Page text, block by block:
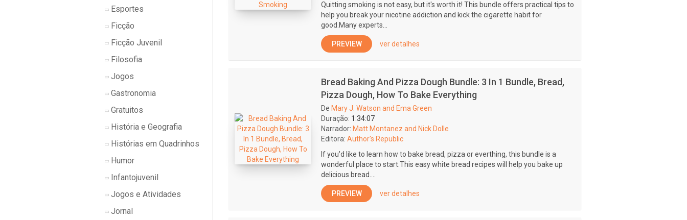
Esportes
Ficção
Ficção Juvenil
Filosofia
Jogos
Gastronomia
Gratuitos
História e Geografia
Histórias em Quadrinhos
Humor
Infantojuvenil
Jogos e Atividades
Jornal
Quitting smoking is not easy, but it's worth it! This bundle offers practical tips to
help you break your nicotine addiction and kick the cigarette habit for
good.Many experts...
PREVIEW ver detalhes
Bread Baking And Pizza Dough Bundle: 3 In 1 Bundle, Bread,
Pizza Dough, How To Bake Everything
De Mary J. Watson and Ema Green
Duração: 1:34:07
Narrador: Matt Montanez and Nick Dolle
Editora: Author's Republic
If you'd like to learn how to bake bread, pizza or everthing, this bundle is a
wonderful place to start.This easy white bread recipes will help you bake up
delicious bread....
PREVIEW ver detalhes